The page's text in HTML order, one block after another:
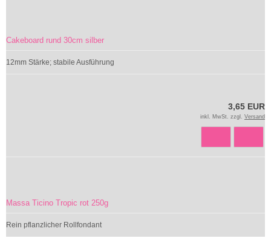
Cakeboard rund 30cm silber
12mm Stärke; stabile Ausführung
3,65 EUR
inkl. MwSt. zzgl. Versand
Massa Ticino Tropic rot 250g
Rein pflanzlicher Rollfondant